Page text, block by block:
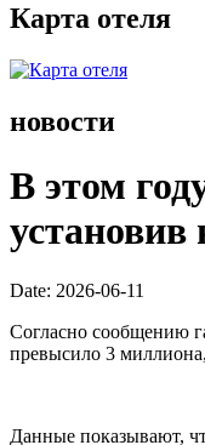
Карта отеля
новости
В этом
Date: 2026-06-11
Согласно сообщению
превысило 3
Данные показывают,